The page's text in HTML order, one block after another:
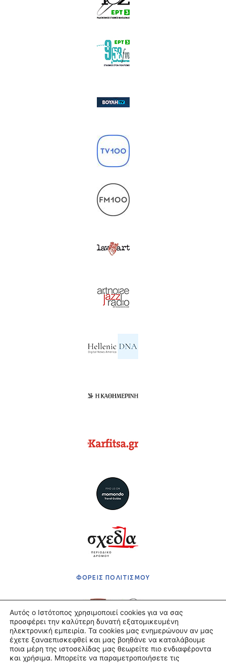
ΦΟΡΕΙΣ ΠΟΛΙΤΙΣΜΟΥ
Πολιτική Απορρήτου
Όροι χρήσης
Αυτός ο Ιστότοπος χρησιμοποιεί cookies για να σας
προσφέρει την καλύτερη δυνατή εξατομικευμένη
ηλεκτρονική εμπειρία. Τα cookies μας ενημερώνουν αν μας
έχετε ξαναεπισκεφθεί και μας βοηθάνε να καταλάβουμε
ποια μέρη της ιστοσελίδας μας θεωρείτε πιο ενδιαφέροντα
και χρήσιμα. Μπορείτε να παραμετροποιήσετε τις